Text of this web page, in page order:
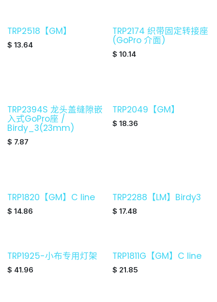
TRP2518【GM】
$ 13.64
TRP2174 织带固定转接座
(GoPro 介面)
$ 10.14
TRP2394S 龙头盖缝隙嵌
入式GoPro座 /
Birdy_3(23mm)
$ 7.87
TRP2049【GM】
$ 18.36
TRP1820【GM】C line
$ 14.86
TRP2288【LM】Birdy3
$ 17.48
TRP1925-小布专用灯架
$ 41.96
TRP1811G【GM】C line
$ 21.85